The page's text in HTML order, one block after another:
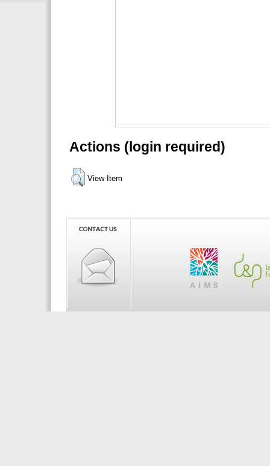
Actions (login required)
View Item